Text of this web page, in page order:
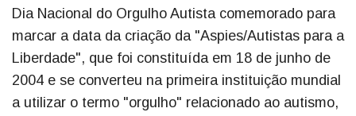
Dia Nacional do Orgulho Autista comemorado para
marcar a data da criação da "Aspies/Autistas para a
Liberdade", que foi constituída em 18 de junho de
2004 e se converteu na primeira instituição mundial
a utilizar o termo "orgulho" relacionado ao autismo,